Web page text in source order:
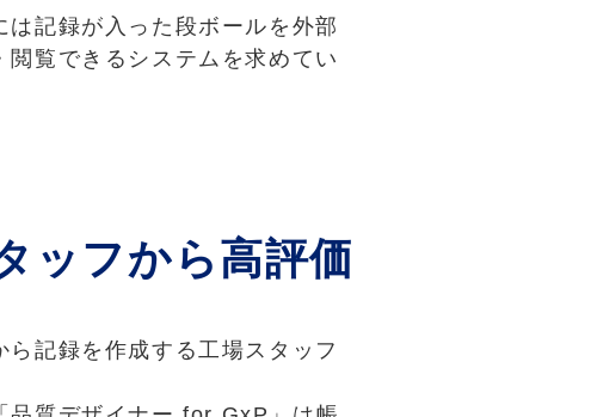
記録が入った段ボールを外部
覧できるシステムを求めてい
ッフから高評価
記録を作成する工場スタッフ